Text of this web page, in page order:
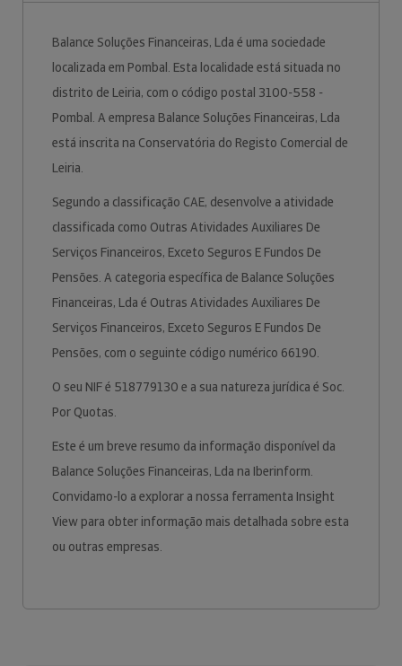
Balance Soluções Financeiras, Lda é uma sociedade
localizada em Pombal. Esta localidade está situada no
distrito de Leiria, com o código postal 3100-558 -
Pombal. A empresa Balance Soluções Financeiras, Lda
está inscrita na Conservatória do Registo Comercial de
Leiria.
Segundo a classificação CAE, desenvolve a atividade
classificada como Outras Atividades Auxiliares De
Serviços Financeiros, Exceto Seguros E Fundos De
Pensões. A categoria específica de Balance Soluções
Financeiras, Lda é Outras Atividades Auxiliares De
Serviços Financeiros, Exceto Seguros E Fundos De
Pensões, com o seguinte código numérico 66190.
O seu NIF é 518779130 e a sua natureza jurídica é Soc.
Por Quotas.
Este é um breve resumo da informação disponível da
Balance Soluções Financeiras, Lda na Iberinform.
Convidamo-lo a explorar a nossa ferramenta Insight
View para obter informação mais detalhada sobre esta
ou outras empresas.